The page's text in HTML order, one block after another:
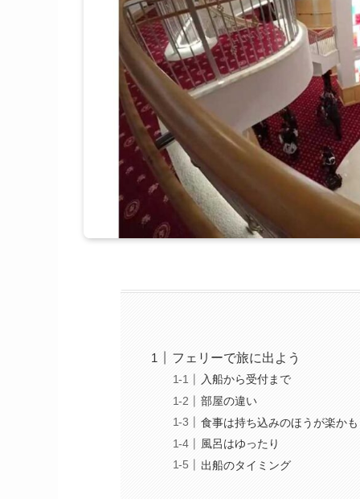
フェリーで旅に出よう
入船から受付まで
部屋の違い
食事は持ち込みのほうが楽かも
風呂はゆったり
出船のタイミング